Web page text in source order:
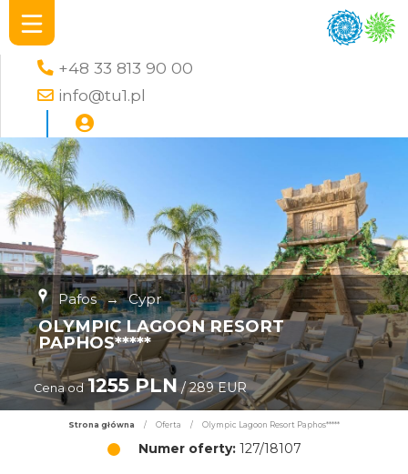
+48 33 813 90 00
info@tu1.pl
Pafos → Cypr
OLYMPIC LAGOON RESORT
PAPHOS*****
Cena od 1255 PLN/ 289 EUR
Strona główna / Oferta / Olympic Lagoon Resort Paphos*****
Numer oferty:127/18107